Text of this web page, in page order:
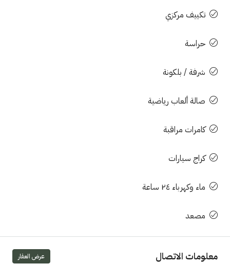
تكييف مركزي
حراسة
شرفة / بلكونة
صالة ألعاب رياضية
كامرات مراقبة
كراج سيارات
ماء وكهرباء ٢٤ ساعة
مصعد
معلومات الاتصال عرض العقار